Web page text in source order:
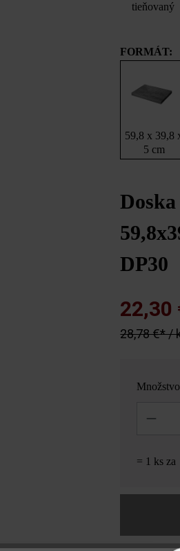
tieňovaný
FORMÁT:
59,8 x 39,8
5 cm
DP30
22,30
28,78 €* /
Množstvo
= 1 ks za